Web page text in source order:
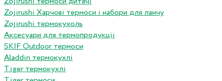
Zojirushi Харчові термоси і набори для ланчу
Zojirushi термокухоль
Аксесуари для термопродукціі
SKIF Outdoor термоси
Aladdin термокухлі
Tiger термокухлі